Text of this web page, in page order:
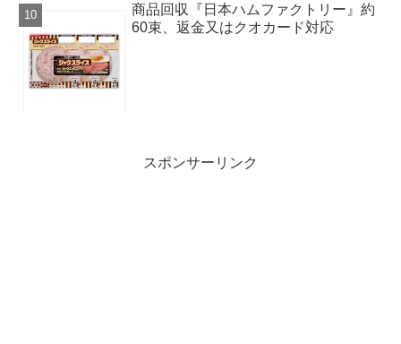
商品回収『日本ハムファクトリー』約
60束、返金又はクオカード対応
スポンサーリンク